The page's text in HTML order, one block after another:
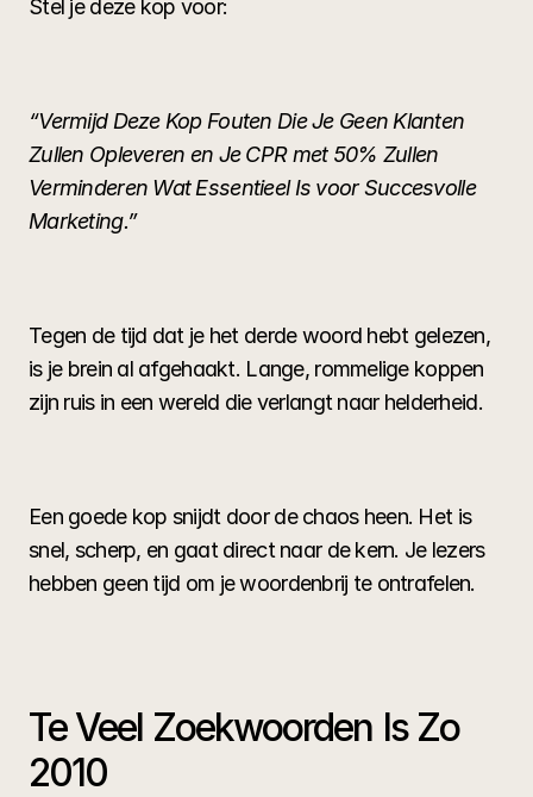
Stel je deze kop voor:
“Vermijd Deze Kop Fouten Die Je Geen Klanten
Zullen Opleveren en Je CPR met 50% Zullen
Verminderen Wat Essentieel Is voor Succesvolle
Marketing.”
Tegen de tijd dat je het derde woord hebt gelezen,
is je brein al afgehaakt. Lange, rommelige koppen
zijn ruis in een wereld die verlangt naar helderheid.
Een goede kop snijdt door de chaos heen. Het is
snel, scherp, en gaat direct naar de kern. Je lezers
hebben geen tijd om je woordenbrij te ontrafelen.
Te Veel Zoekwoorden Is Zo
2010